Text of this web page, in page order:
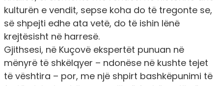
kulturën e vendit, sepse koha do të tregonte se,
së shpejti edhe ata vetë, do të ishin lënë
krejtësisht në harresë.
Gjithsesi, në Kuçovë ekspertët punuan në
mënyrë të shkëlqyer – ndonëse në kushte tejet
të vështira – por, me një shpirt bashkëpunimi të